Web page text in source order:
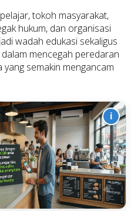
tokoh masyarakat,
hukum, dan organisasi
wadah edukasi sekaligus
mencegah peredaran
semakin mengancam
i